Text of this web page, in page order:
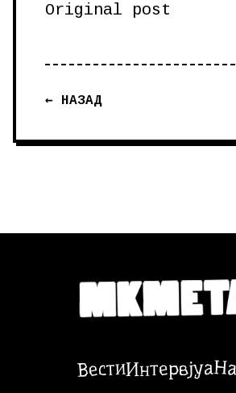
Original post
← НАЗАД
ВестиИнтервјуа